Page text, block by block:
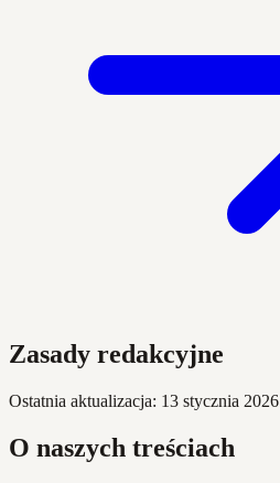
Zasady redakcyjne
Ostatnia aktualizacja: 13 stycznia 2026
O naszych treściach